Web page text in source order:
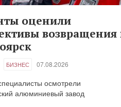
оценили
возвращения
БИЗНЕС 07.08.2026
осмотрели
алюминиевый завод